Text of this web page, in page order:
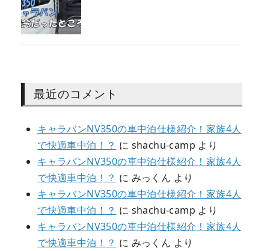
最近のコメント
キャラバンNV350の車中泊仕様紹介！家族4人
で快適車中泊！？ に shachu-camp より
キャラバンNV350の車中泊仕様紹介！家族4人
で快適車中泊！？ に みっくん より
キャラバンNV350の車中泊仕様紹介！家族4人
で快適車中泊！？ に shachu-camp より
キャラバンNV350の車中泊仕様紹介！家族4人
で快適車中泊！？ に みっくん より